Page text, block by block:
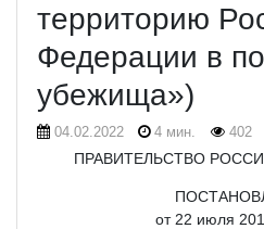
территорию
Федерации в
убежища»)
04.02.2022 4 мин. 402
ПРАВИТЕЛЬСТВО
от 22 июля